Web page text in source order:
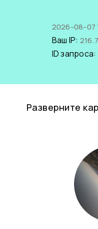
2026-08-07
Ваш IP:
ID запроса:
Разверните